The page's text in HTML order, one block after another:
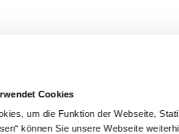
Cookies
um die Funktion der Webseite,
können Sie unsere Webseite